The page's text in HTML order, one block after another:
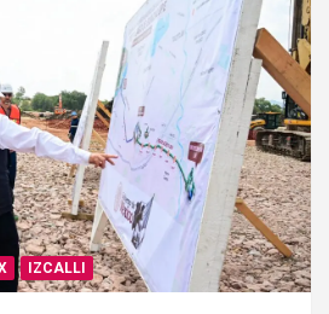
IZCALLI